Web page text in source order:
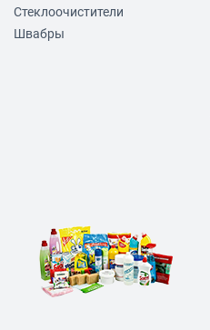
Стеклоочистители
Швабры